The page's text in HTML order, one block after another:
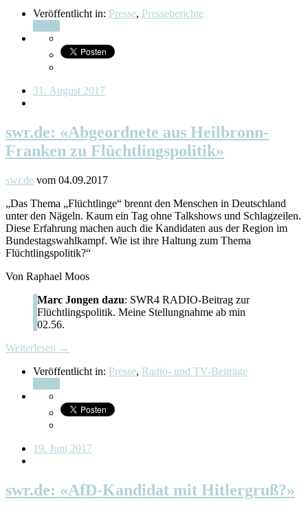
Veröffentlicht in: Presse, Presseberichte
31. August 2017
swr.de: «Abgeordnete aus Heilbronn-
Franken zu Flüchtlingspolitik»
swr.de vom 04.09.2017
„Das Thema „Flüchtlinge“ brennt den Menschen in Deutschland
unter den Nägeln. Kaum ein Tag ohne Talkshows und Schlagzeilen.
Diese Erfahrung machen auch die Kandidaten aus der Region im
Bundestagswahlkampf. Wie ist ihre Haltung zum Thema
Flüchtlingspolitik?“
Von Raphael Moos
Marc Jongen dazu: SWR4 RADIO-Beitrag zur
Flüchtlingspolitik. Meine Stellungnahme ab min
02.56.
Weiterlesen →
Veröffentlicht in: Presse, Radio- und TV-Beiträge
19. Juni 2017
swr.de: «AfD-Kandidat mit Hitlergruß?»